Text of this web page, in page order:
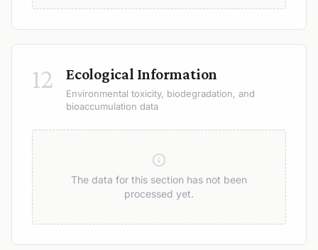
12 Ecological Information
Environmental toxicity, biodegradation, and
bioaccumulation data
The data for this section has not been
processed yet.